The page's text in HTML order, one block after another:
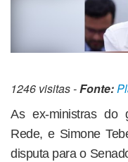
1246 visitas -Fonte:
As ex-ministras do
Rede, e Simone
disputa para o